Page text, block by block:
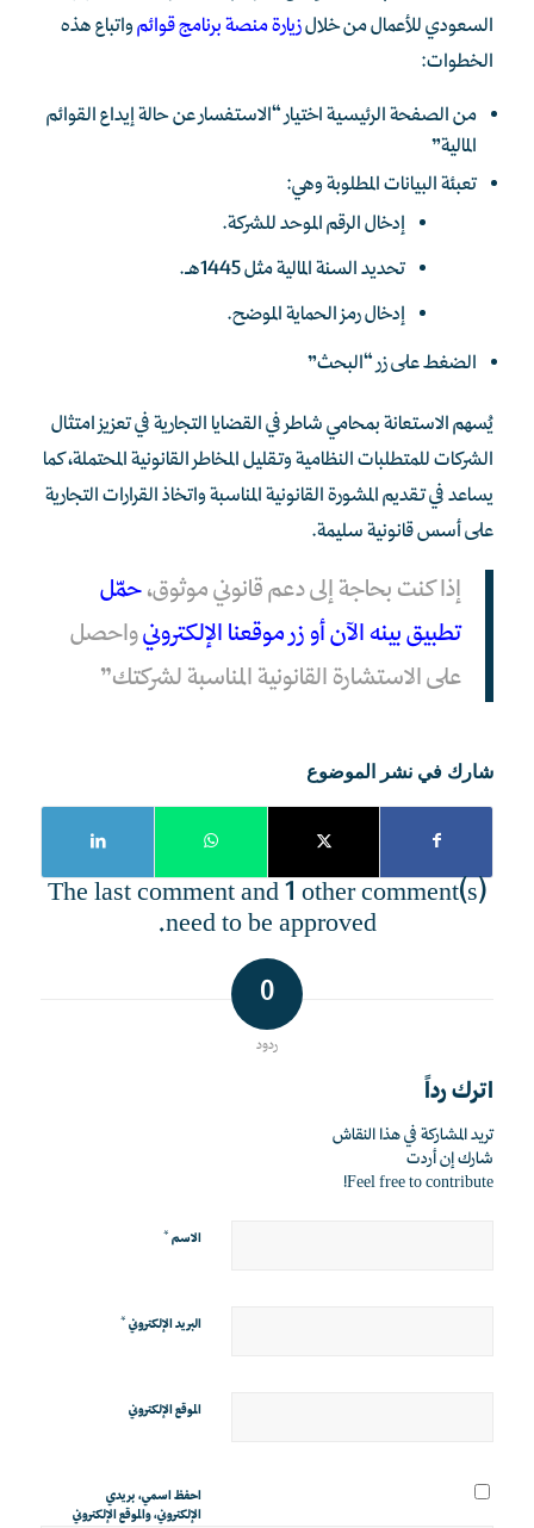
السعودي للأعمال من خلالزيارة منصة برنامج قوائمواتباع هذه
الخطوات:
من الصفحة الرئيسية اختيار “الاستفسار عن حالة إيداع القوائم
المالية”
تعبئة البيانات المطلوبة وهي:
إدخال الرقم الموحد للشركة.
تحديد السنة المالية مثل 1445هـ.
إدخال رمز الحماية الموضح.
الضغط على زر “البحث”
يُسهم الاستعانة بمحامي شاطر في القضايا التجارية في تعزيز امتثال
الشركات للمتطلبات النظامية وتقليل المخاطر القانونية المحتملة، كما
يساعد في تقديم المشورة القانونية المناسبة واتخاذ القرارات التجارية
على أسس قانونية سليمة.
إذا كنت بحاجة إلى دعم قانوني موثوق،حمّل
تطبيق بينه الآن أو زر موقعنا الإلكترونيواحصل
على الاستشارة القانونية المناسبة لشركتك”
شارك في نشر الموضوع
The last comment and 1 other comment(s)
need to be approved.
0
ردود
اترك رداً
تريد المشاركة في هذا النقاش
شارك إن أردت
Feel free to contribute!
الاسم*
البريد الإلكتروني*
الموقع الإلكتروني
احفظ اسمي، بريدي
الإلكتروني، والموقع الإلكتروني